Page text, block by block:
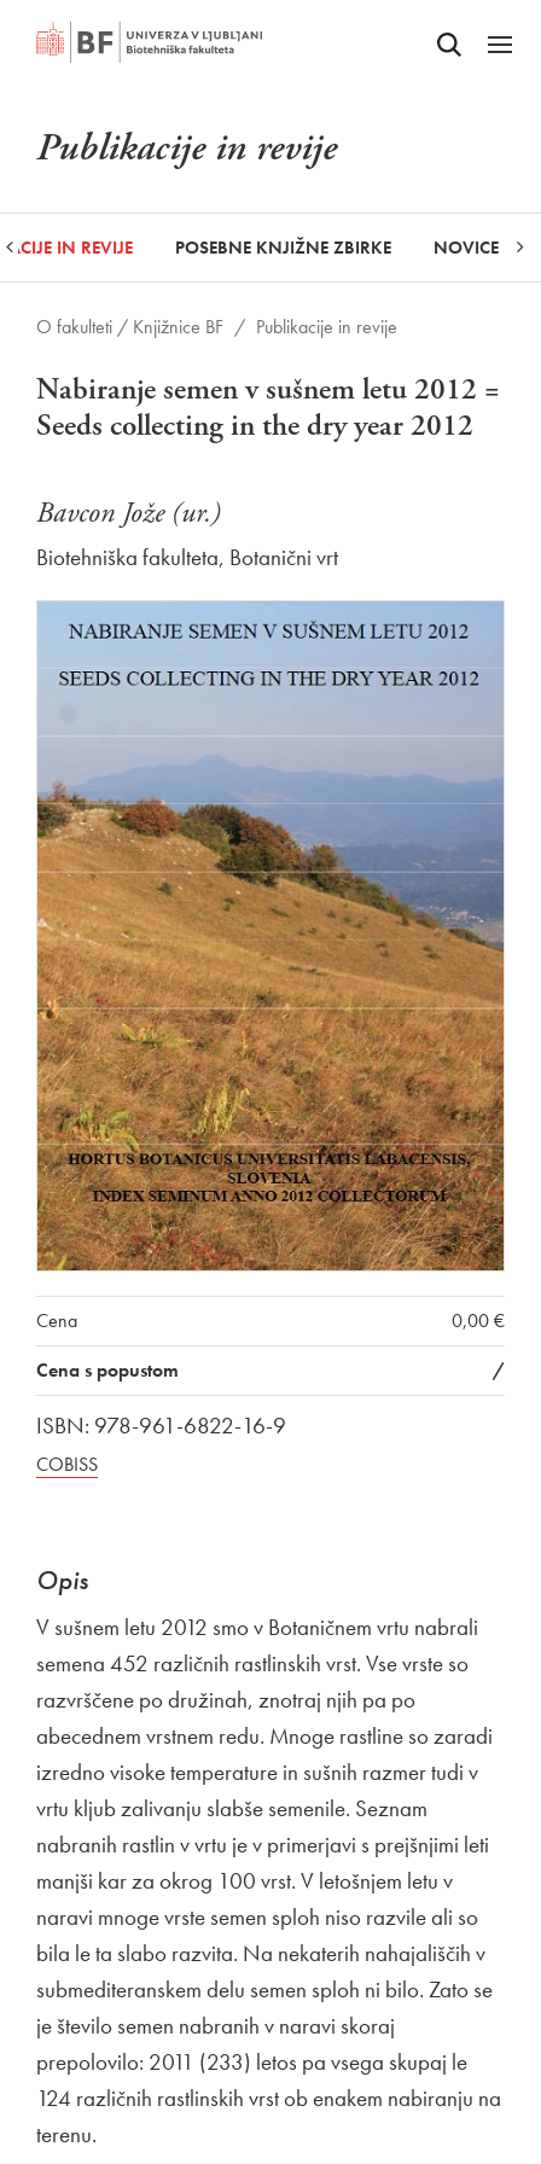
Odpri iskalnik
Odpri
Publikacije in revije
IN REVIJE POSEBNE KNJIŽNE ZBIRKE NOVICE
O fakulteti / Knjižnice BF / Publikacije in revije
Nabiranje semen v sušnem letu 2012 =
Seeds collecting in the dry year 2012
Bavcon Jože (ur.)
Biotehniška fakulteta, Botanični vrt
Cena
0,00 €
Cena s popustom
/
ISBN: 978-961-6822-16-9
COBISS
Opis
V sušnem letu 2012 smo v Botaničnem vrtu nabrali
semena 452 različnih rastlinskih vrst. Vse vrste so
razvrščene po družinah, znotraj njih pa po
abecednem vrstnem redu. Mnoge rastline so zaradi
izredno visoke temperature in sušnih razmer tudi v
vrtu kljub zalivanju slabše semenile. Seznam
nabranih rastlin v vrtu je v primerjavi s prejšnjimi leti
manjši kar za okrog 100 vrst. V letošnjem letu v
naravi mnoge vrste semen sploh niso razvile ali so
bila le ta slabo razvita. Na nekaterih nahajališčih v
submediteranskem delu semen sploh ni bilo. Zato se
je število semen nabranih v naravi skoraj
prepolovilo: 2011 (233) letos pa vsega skupaj le
124 različnih rastlinskih vrst ob enakem nabiranju na
terenu.